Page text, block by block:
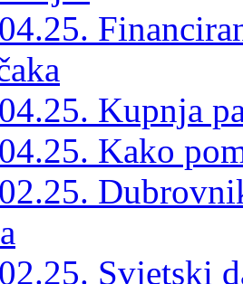
Kupnja
Kako
Svjetski